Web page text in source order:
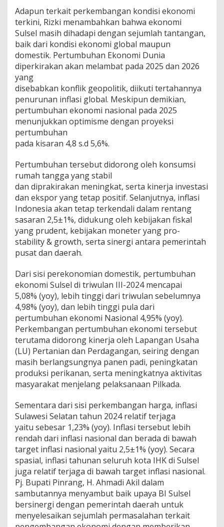
y
a
P
r
i
k
n
a
n
Adapun terkait perkembangan kondisi ekonomi
terkini, Rizki menambahkan bahwa ekonomi
Sulsel masih dihadapi dengan sejumlah tantangan,
baik dari kondisi ekonomi global maupun
domestik. Pertumbuhan Ekonomi Dunia
diperkirakan akan melambat pada 2025 dan 2026
yang
disebabkan konflik geopolitik, diikuti tertahannya
penurunan inflasi global. Meskipun demikian,
pertumbuhan ekonomi nasional pada 2025
menunjukkan optimisme dengan proyeksi
pertumbuhan
pada kisaran 4,8 s.d 5,6%.
Pertumbuhan tersebut didorong oleh konsumsi
rumah tangga yang stabil
dan diprakirakan meningkat, serta kinerja investasi
dan ekspor yang tetap positif. Selanjutnya, inflasi
Indonesia akan tetap terkendali dalam rentang
sasaran 2,5±1%, didukung oleh kebijakan fiskal
yang prudent, kebijakan moneter yang pro-
stability & growth, serta sinergi antara pemerintah
pusat dan daerah.
Dari sisi perekonomian domestik, pertumbuhan
ekonomi Sulsel di triwulan III-2024 mencapai
5,08% (yoy), lebih tinggi dari triwulan sebelumnya
4,98% (yoy), dan lebih tinggi pula dari
pertumbuhan ekonomi Nasional 4,95% (yoy).
Perkembangan pertumbuhan ekonomi tersebut
terutama didorong kinerja oleh Lapangan Usaha
(LU) Pertanian dan Perdagangan, seiring dengan
masih berlangsungnya panen padi, peningkatan
produksi perikanan, serta meningkatnya aktivitas
masyarakat menjelang pelaksanaan Pilkada.
Sementara dari sisi perkembangan harga, inflasi
Sulawesi Selatan tahun 2024 relatif terjaga
yaitu sebesar 1,23% (yoy). Inflasi tersebut lebih
rendah dari inflasi nasional dan berada di bawah
target inflasi nasional yaitu 2,5±1% (yoy). Secara
spasial, inflasi tahunan seluruh kota IHK di Sulsel
juga relatif terjaga di bawah target inflasi nasional.
Pj. Bupati Pinrang, H. Ahmadi Akil dalam
sambutannya menyambut baik upaya BI Sulsel
bersinergi dengan pemerintah daerah untuk
menyelesaikan sejumlah permasalahan terkait